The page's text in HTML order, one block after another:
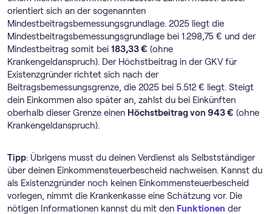
orientiert sich an der sogenannten
Mindestbeitragsbemessungsgrundlage. 2025 liegt die
Mindestbeitragsbemessungsgrundlage bei 1.298,75 € und der
Mindestbeitrag somit bei 183,33 € (ohne
Krankengeldanspruch). Der Höchstbeitrag in der GKV für
Existenzgründer richtet sich nach der
Beitragsbemessungsgrenze, die 2025 bei 5.512 € liegt. Steigt
dein Einkommen also später an, zahlst du bei Einkünften
oberhalb dieser Grenze einen Höchstbeitrag von 943 € (ohne
Krankengeldanspruch).
Tipp: Übrigens musst du deinen Verdienst als Selbstständiger
über deinen Einkommensteuerbescheid nachweisen. Kannst du
als Existenzgründer noch keinen Einkommensteuerbescheid
vorlegen, nimmt die Krankenkasse eine Schätzung vor. Die
nötigen Informationen kannst du mit den Funktionen der